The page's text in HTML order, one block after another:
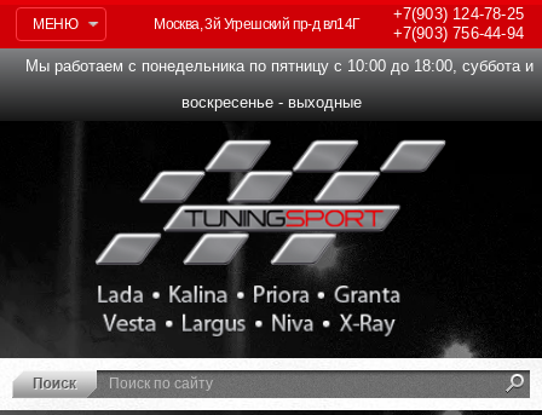
МЕНЮ
+7(903)124-78-25
+7(903)756-44-94
Москва, 3й Угрешский пр-д вл14Г
Мы работаем с понедельника по пятницу с 10:00 до 18:00, суббота и
воскресенье - выходные